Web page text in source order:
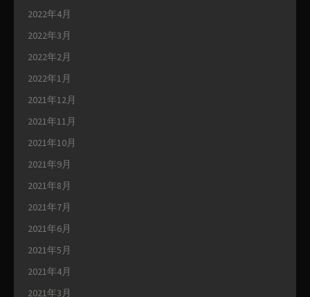
2022年4月
2022年3月
2022年2月
2022年1月
2021年12月
2021年11月
2021年10月
2021年9月
2021年8月
2021年7月
2021年6月
2021年5月
2021年4月
2021年3月